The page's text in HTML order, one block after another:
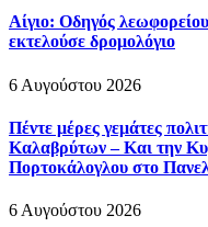
Αίγιο: Οδηγός
εκτελούσε δρομολόγιο
6 Αυγούστου 2026
Πέντε μέρες γεμάτες
Καλαβρύτων – Και την
Πορτοκάλογλου στο
6 Αυγούστου 2026